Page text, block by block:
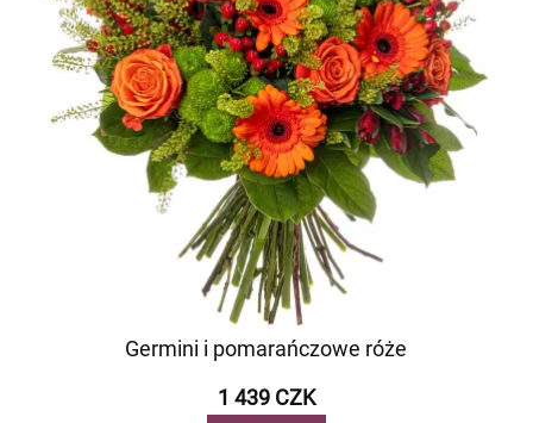
Germini i pomarańczowe róże
1 439 CZK